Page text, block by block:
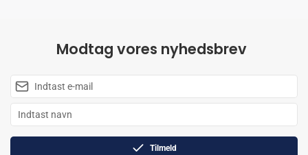
Modtag vores nyhedsbrev
Tilmeld